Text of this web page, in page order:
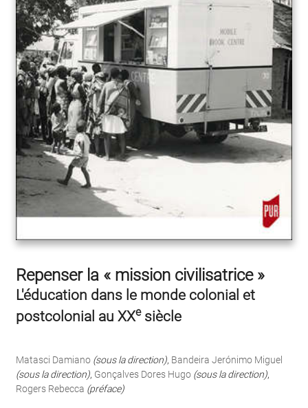
Repenser la « mission civilisatrice »
L'éducation dans le monde colonial et
postcolonial au XXesiècle
Matasci Damiano (sous la direction), Bandeira Jerónimo Miguel
(sous la direction), Gonçalves Dores Hugo (sous la direction),
Rogers Rebecca (préface)